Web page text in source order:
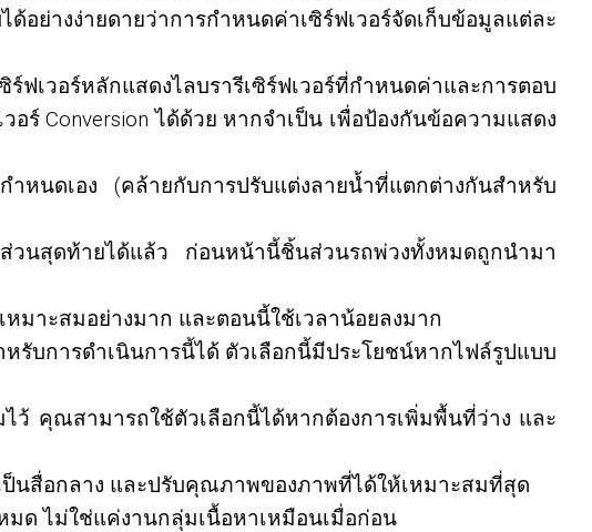
งง่ายดายว่าการกำหนดค่าเซิร์ฟเวอร์จัดเก็บข้อมูลแต่ละ
เวอร์หลักแสดงไลบรารีเซิร์ฟเวอร์ที่กำหนดค่าและการตอบ
ร์ Conversion ได้ด้วย หากจำเป็น เพื่อป้องกันข้อความแสดง
หนดเอง (คล้ายกับการปรับแต่งลายน้ำที่แตกต่างกันสำหรับ
วนสุดท้ายได้แล้ว ก่อนหน้านี้ชิ้นส่วนรถพ่วงทั้งหมดถูกนำมา
มาะสมอย่างมาก และตอนนี้ใช้เวลาน้อยลงมาก
บการดำเนินการนี้ได้ ตัวเลือกนี้มีประโยชน์หากไฟล์รูปแบบ
คุณสามารถใช้ตัวเลือกนี้ได้หากต้องการเพิ่มพื้นที่ว่าง และ
ป็นสื่อกลาง และปรับคุณภาพของภาพที่ได้ให้เหมาะสมที่สุด
ด ไม่ใช่แค่งานกลุ่มเนื้อหาเหมือนเมื่อก่อน